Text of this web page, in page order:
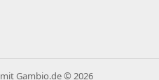
mit Gambio.de © 2026